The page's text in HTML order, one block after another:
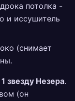
потолка -
и иссушитель
(снимает
1 звезду Незера.
(он